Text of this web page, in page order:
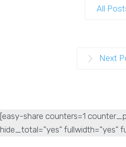
All
Next
[easy-share counters=1
hide_total="yes" fullwidth="yes"